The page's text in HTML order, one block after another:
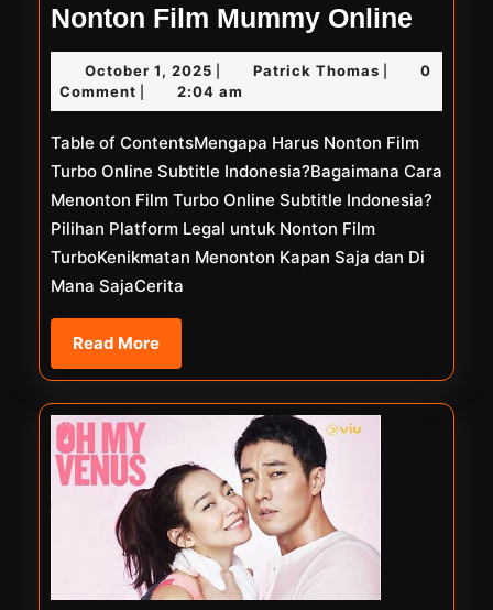
Nonton Film Mummy Online
Film
October 1, 2025 October
1,
2025
Patrick ThomasPatrick
0
Comment
2:04 am
Table of ContentsMengapa Harus Nonton Film
Turbo Online Subtitle Indonesia?Bagaimana Cara
Menonton Film Turbo Online Subtitle Indonesia?
Pilihan Platform Legal untuk Nonton Film
TurboKenikmatan Menonton Kapan Saja dan Di
Mana SajaCerita
Read MoreRead
More